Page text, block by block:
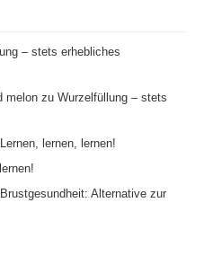
– stets erhebliches
melonzu Wurzelfüllung – stets
Lernen, lernen, lernen!
Brustgesundheit: Alternative zur